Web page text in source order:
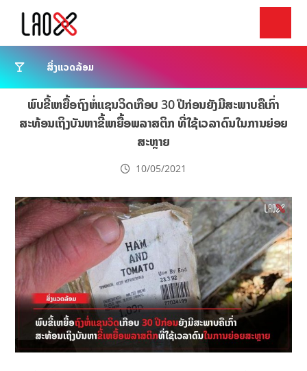
ສິ່ງແວດລ້ອມ
ພົບຂີ້ເຫຍື້ອຖົງຫໍ່ແຊນວິດເກືອບ 30 ປີກ່ອນຍັງມີສະພາບຄືເກົ່າ
ສະທ້ອນເຖິງບັນຫາຂີ້ເຫຍື້ອພລາສຕິກ ທີ່ໃຊ້ເວລາດົນໃນການຍ່ອຍ
ສະຫຼາຍ
10/05/2021